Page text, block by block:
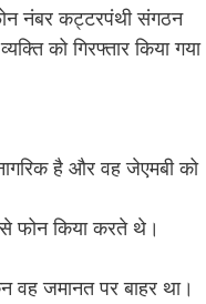
नंबर कट्टरपंथी संगठन
को गिरफ्तार किया गया
है और वह जेएमबी को
फोन किया करते थे।
वह जमानत पर बाहर था।